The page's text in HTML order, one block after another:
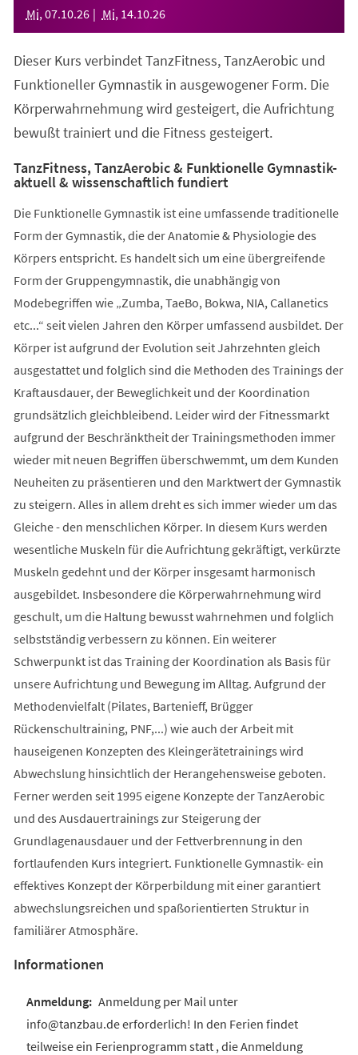
Mi, 07.10.26 Mi, 14.10.26
Dieser Kurs verbindet TanzFitness, TanzAerobic und
Funktioneller Gymnastik in ausgewogener Form. Die
Körperwahrnehmung wird gesteigert, die Aufrichtung
bewußt trainiert und die Fitness gesteigert.
TanzFitness, TanzAerobic & Funktionelle Gymnastik-
aktuell & wissenschaftlich fundiert
Die Funktionelle Gymnastik ist eine umfassende traditionelle
Form der Gymnastik, die der Anatomie & Physiologie des
Körpers entspricht. Es handelt sich um eine übergreifende
Form der Gruppengymnastik, die unabhängig von
Modebegriffen wie „Zumba, TaeBo, Bokwa, NIA, Callanetics
etc...“ seit vielen Jahren den Körper umfassend ausbildet. Der
Körper ist aufgrund der Evolution seit Jahrzehnten gleich
ausgestattet und folglich sind die Methoden des Trainings der
Kraftausdauer, der Beweglichkeit und der Koordination
grundsätzlich gleichbleibend. Leider wird der Fitnessmarkt
aufgrund der Beschränktheit der Trainingsmethoden immer
wieder mit neuen Begriffen überschwemmt, um dem Kunden
Neuheiten zu präsentieren und den Marktwert der Gymnastik
zu steigern. Alles in allem dreht es sich immer wieder um das
Gleiche - den menschlichen Körper. In diesem Kurs werden
wesentliche Muskeln für die Aufrichtung gekräftigt, verkürzte
Muskeln gedehnt und der Körper insgesamt harmonisch
ausgebildet. Insbesondere die Körperwahrnehmung wird
geschult, um die Haltung bewusst wahrnehmen und folglich
selbstständig verbessern zu können. Ein weiterer
Schwerpunkt ist das Training der Koordination als Basis für
unsere Aufrichtung und Bewegung im Alltag. Aufgrund der
Methodenvielfalt (Pilates, Bartenieff, Brügger
Rückenschultraining, PNF,...) wie auch der Arbeit mit
hauseigenen Konzepten des Kleingerätetrainings wird
Abwechslung hinsichtlich der Herangehensweise geboten.
Ferner werden seit 1995 eigene Konzepte der TanzAerobic
und des Ausdauertrainings zur Steigerung der
Grundlagenausdauer und der Fettverbrennung in den
fortlaufenden Kurs integriert. Funktionelle Gymnastik- ein
effektives Konzept der Körperbildung mit einer garantiert
abwechslungsreichen und spaßorientierten Struktur in
familiärer Atmosphäre.
Informationen
Anmeldung per Mail unter
info@tanzbau.de erforderlich! In den Ferien findet
teilweise ein Ferienprogramm statt , die Anmeldung